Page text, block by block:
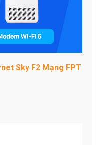
Sky F2 Mạng FPT